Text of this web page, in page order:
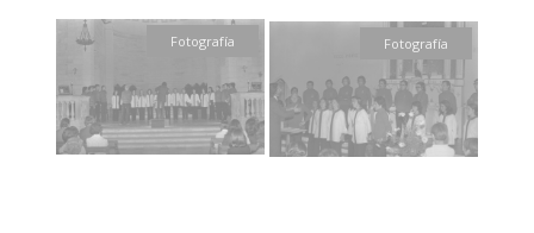
Fotografía Fotografía